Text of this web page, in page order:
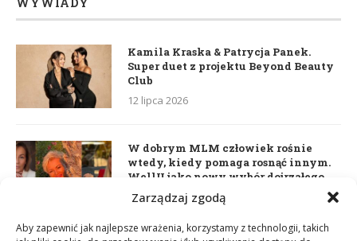
Zarządzaj zgodą
Aby zapewnić jak najlepsze wrażenia, korzystamy z technologii, takich
Kamila Kraska & Patrycja Panek.
Super duet z projektu Beyond Beauty
Club
12 lipca 2026
W dobrym MLM człowiek rośnie
wtedy, kiedy pomaga rosnąć innym.
WellU jako nowy wybór dojrzałego
lidera